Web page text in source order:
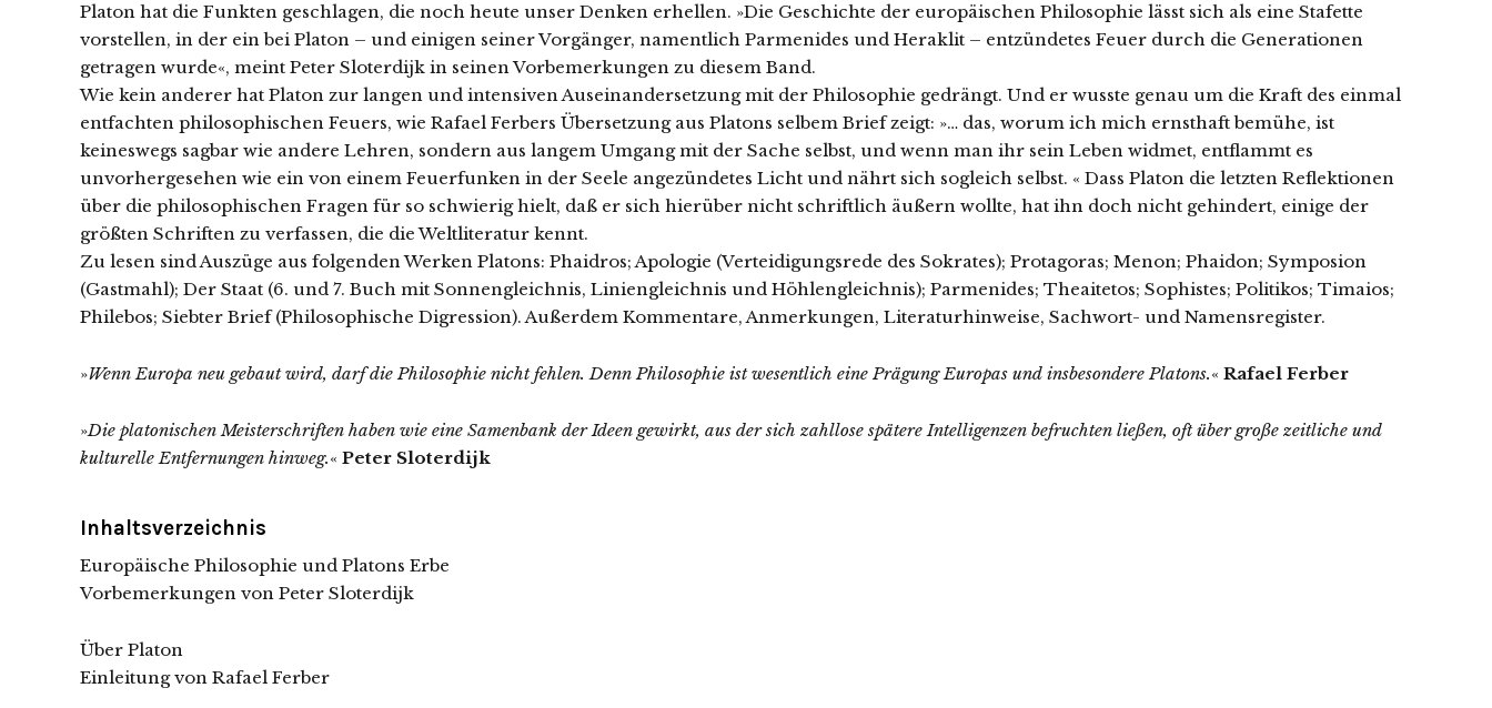
Platon hat die Funkten geschlagen, die noch heute unser Denken erhellen. »Die Geschichte der europäischen Philosophie lässt sich als eine Stafette
vorstellen, in der ein bei Platon – und einigen seiner Vorgänger, namentlich Parmenides und Heraklit – entzündetes Feuer durch die Generationen
getragen wurde«, meint Peter Sloterdijk in seinen Vorbemerkungen zu diesem Band.
Wie kein anderer hat Platon zur langen und intensiven Auseinandersetzung mit der Philosophie gedrängt. Und er wusste genau um die Kraft des einmal
entfachten philosophischen Feuers, wie Rafael Ferbers Übersetzung aus Platons selbem Brief zeigt: »… das, worum ich mich ernsthaft bemühe, ist
keineswegs sagbar wie andere Lehren, sondern aus langem Umgang mit der Sache selbst, und wenn man ihr sein Leben widmet, entflammt es
unvorhergesehen wie ein von einem Feuerfunken in der Seele angezündetes Licht und nährt sich sogleich selbst. « Dass Platon die letzten Reflektionen
über die philosophischen Fragen für so schwierig hielt, daß er sich hierüber nicht schriftlich äußern wollte, hat ihn doch nicht gehindert, einige der
größten Schriften zu verfassen, die die Weltliteratur kennt.
Zu lesen sind Auszüge aus folgenden Werken Platons: Phaidros; Apologie (Verteidigungsrede des Sokrates); Protagoras; Menon; Phaidon; Symposion
(Gastmahl); Der Staat (6. und 7. Buch mit Sonnengleichnis, Liniengleichnis und Höhlengleichnis); Parmenides; Theaitetos; Sophistes; Politikos; Timaios;
Philebos; Siebter Brief (Philosophische Digression). Außerdem Kommentare, Anmerkungen, Literaturhinweise, Sachwort- und Namensregister.
»Wenn Europa neu gebaut wird, darf die Philosophie nicht fehlen. Denn Philosophie ist wesentlich eine Prägung Europas und insbesondere Platons.« Rafael Ferber
»Die platonischen Meisterschriften haben wie eine Samenbank der Ideen gewirkt, aus der sich zahllose spätere Intelligenzen befruchten ließen, oft über große zeitliche und
kulturelle Entfernungen hinweg.« Peter Sloterdijk
Inhaltsverzeichnis
Europäische Philosophie und Platons Erbe
Vorbemerkungen von Peter Sloterdijk
Über Platon
Einleitung von Rafael Ferber